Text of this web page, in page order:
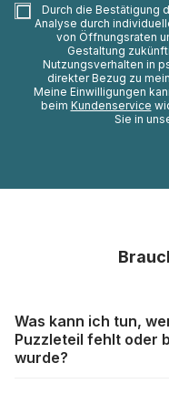
Durch die Bestätigung
Analyse durch
von Öffnungsraten
Gestaltung
Nutzungsverhalten in
direkter Bezug zu
Meine Einwilligungen
beim Kundenservice
Sie in
Was kann ich tun,
Puzzleteil fehlt oder
wurde?